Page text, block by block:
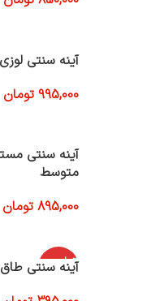
آینه سنتی
995,000 تومان
آینه سنتی
متوسط
895,000 تومان
اتمام موج
ودی
آینه سنتی طاق